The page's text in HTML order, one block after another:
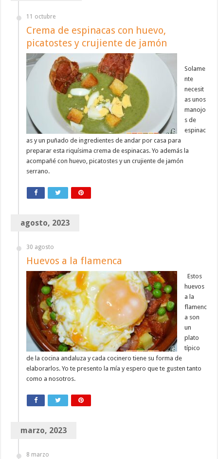
11 octubre
Crema de espinacas con huevo,
picatostes y crujiente de jamón
Solame
nte
necesit
as unos
manojo
s de
espinac
as y un puñado de ingredientes de andar por casa para
preparar esta riquísima crema de espinacas. Yo además la
acompañé con huevo, picatostes y un crujiente de jamón
serrano.
agosto, 2023
30 agosto
Huevos a la flamenca
Estos
huevos
a la
flamenc
a son
un
plato
típico
de la cocina andaluza y cada cocinero tiene su forma de
elaborarlos. Yo te presento la mía y espero que te gusten tanto
como a nosotros.
marzo, 2023
8 marzo